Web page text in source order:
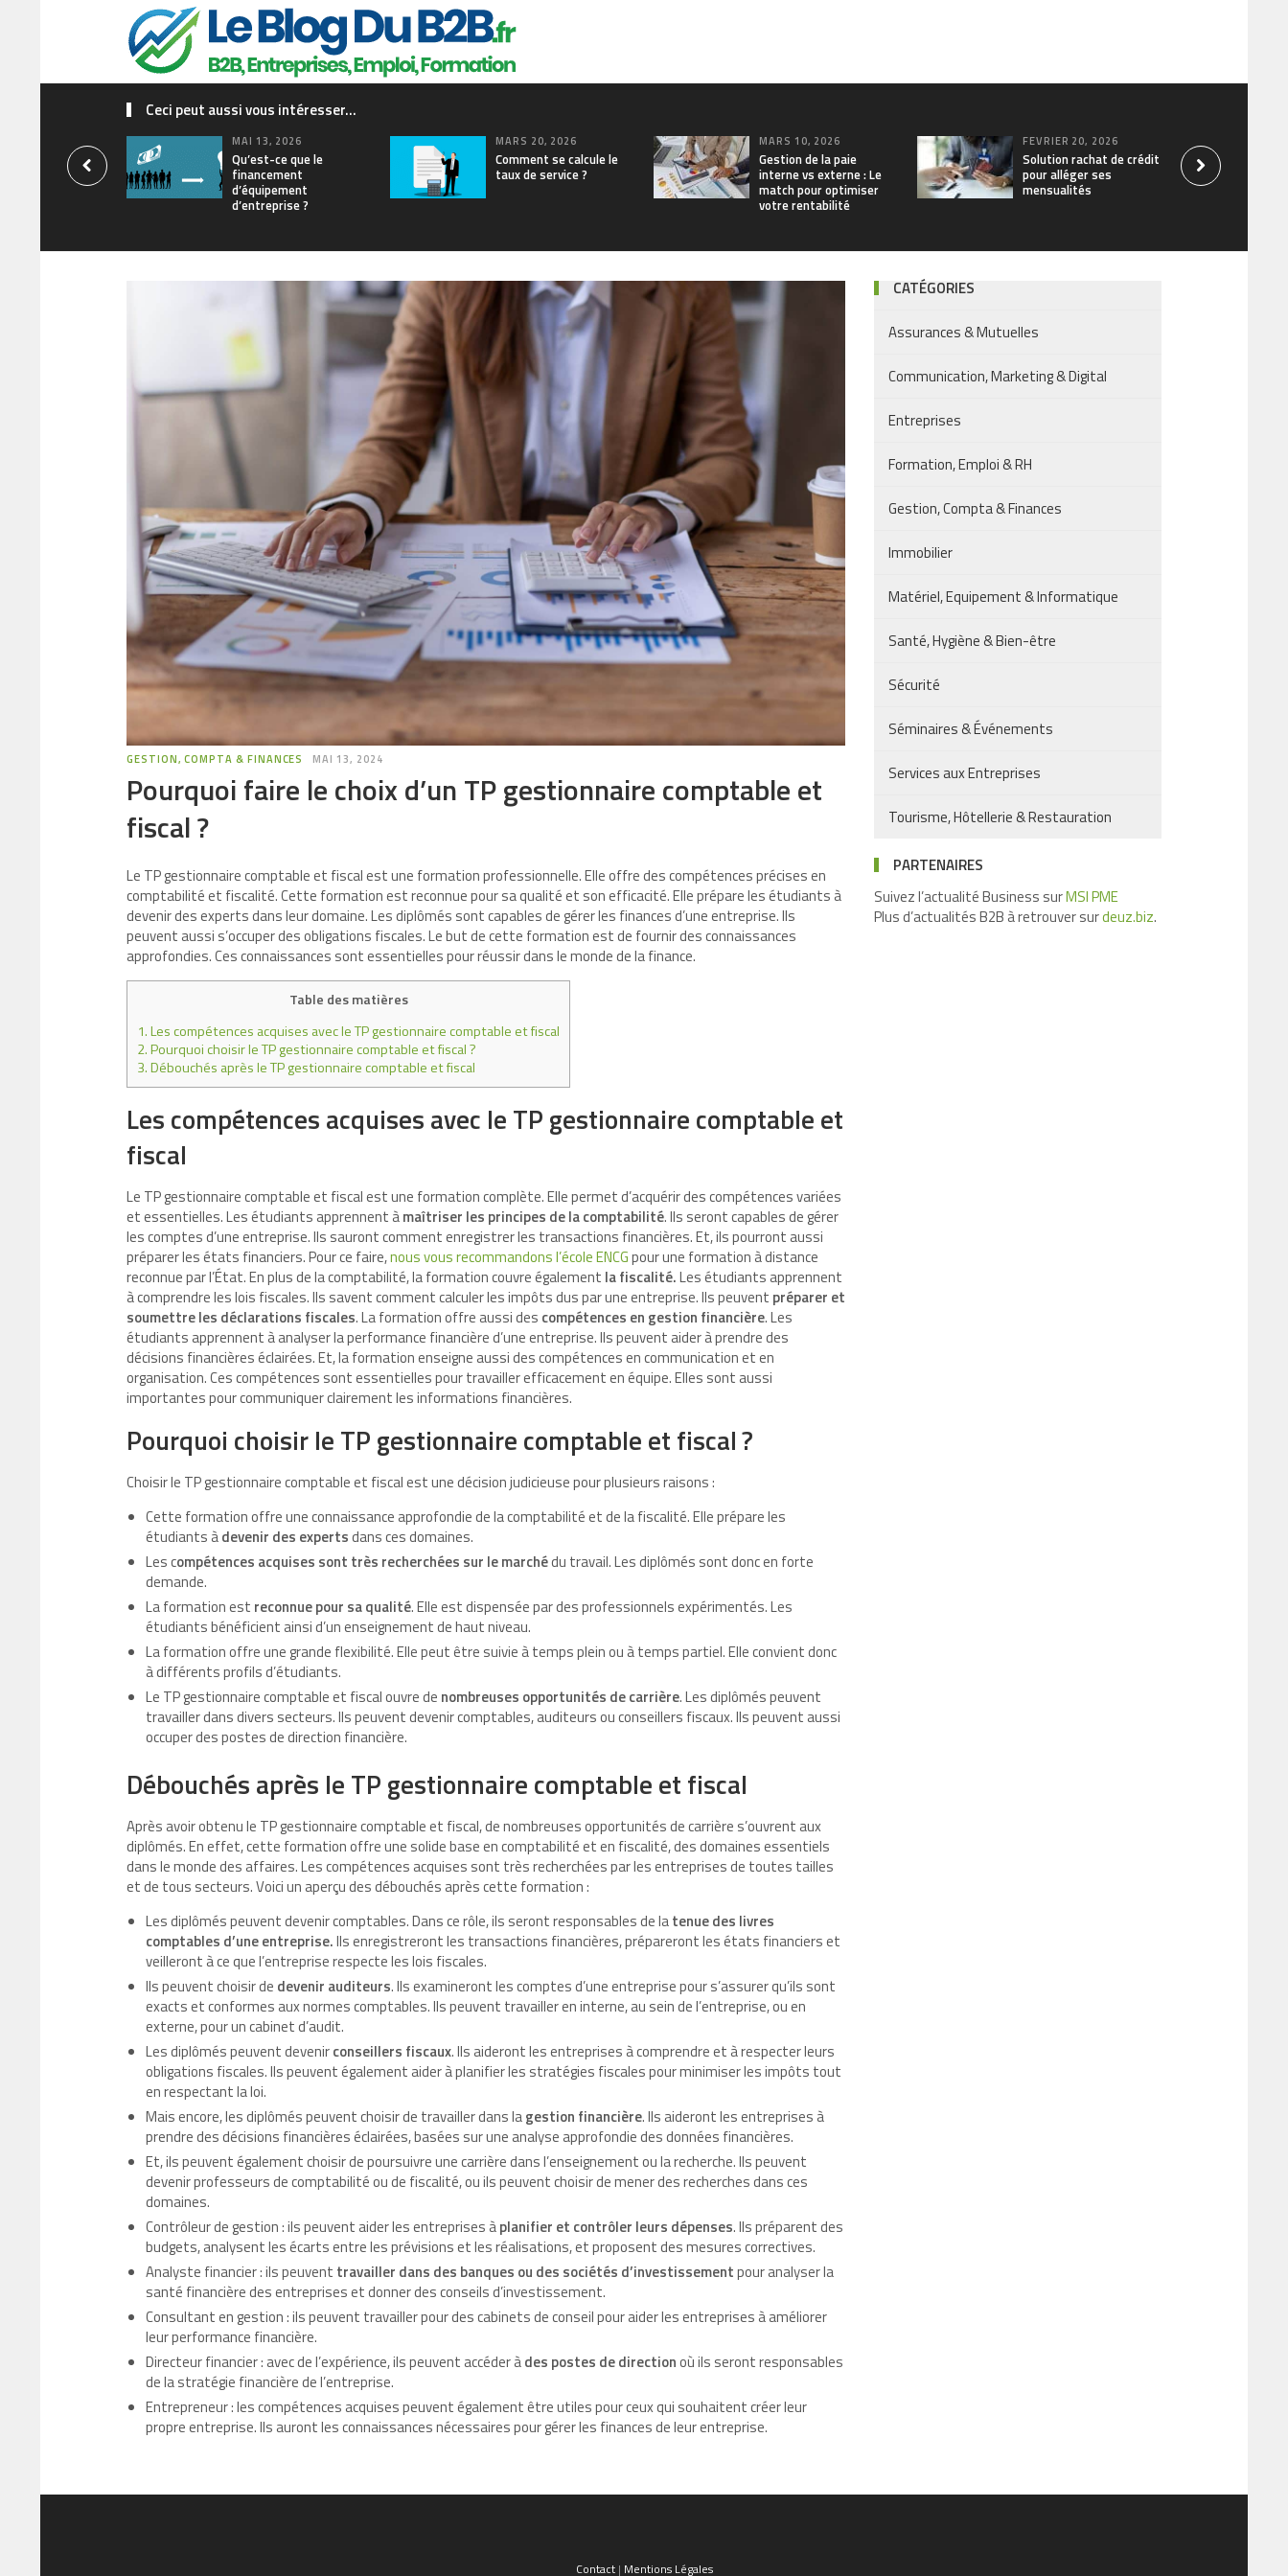
Ceci peut aussi vous intéresser...
MAI 13, 2026
Qu’est-ce que le
financement
d’équipement
d’entreprise ?
MARS 20, 2026
Comment se calcule le
taux de service ?
MARS 10, 2026
Gestion de la paie
interne vs externe : Le
match pour optimiser
votre rentabilité
FÉVRIER 20, 2026
Solution rachat de crédit
pour alléger ses
mensualités
GESTION, COMPTA & FINANCES MAI 13, 2024
Pourquoi faire le choix d’un TP gestionnaire comptable et
fiscal ?
Le TP gestionnaire comptable et fiscal est une formation professionnelle. Elle offre des compétences précises en
comptabilité et fiscalité. Cette formation est reconnue pour sa qualité et son efficacité. Elle prépare les étudiants à
devenir des experts dans leur domaine. Les diplômés sont capables de gérer les finances d’une entreprise. Ils
peuvent aussi s’occuper des obligations fiscales. Le but de cette formation est de fournir des connaissances
approfondies. Ces connaissances sont essentielles pour réussir dans le monde de la finance.
Table des matières
1.Les compétences acquises avec le TP gestionnaire comptable et fiscal
2.Pourquoi choisir le TP gestionnaire comptable et fiscal ?
3.Débouchés après le TP gestionnaire comptable et fiscal
Les compétences acquises avec le TP gestionnaire comptable et
fiscal
Le TP gestionnaire comptable et fiscal est une formation complète. Elle permet d’acquérir des compétences variées
et essentielles. Les étudiants apprennent àmaîtriser les principes de la comptabilité. Ils seront capables de gérer
les comptes d’une entreprise. Ils sauront comment enregistrer les transactions financières. Et, ils pourront aussi
préparer les états financiers. Pour ce faire,nous vous recommandons l’école ENCGpour une formation à distance
reconnue par l’État. En plus de la comptabilité, la formation couvre également la fiscalité.Les étudiants apprennent
à comprendre les lois fiscales. Ils savent comment calculer les impôts dus par une entreprise. Ils peuvent préparer et
soumettre les déclarations fiscales. La formation offre aussi des compétences en gestion financière. Les
étudiants apprennent à analyser la performance financière d’une entreprise. Ils peuvent aider à prendre des
décisions financières éclairées. Et, la formation enseigne aussi des compétences en communication et en
organisation. Ces compétences sont essentielles pour travailler efficacement en équipe. Elles sont aussi
importantes pour communiquer clairement les informations financières.
Pourquoi choisir le TP gestionnaire comptable et fiscal ?
Choisir le TP gestionnaire comptable et fiscal est une décision judicieuse pour plusieurs raisons :
Cette formation offre une connaissance approfondie de la comptabilité et de la fiscalité. Elle prépare les
étudiants àdevenir des expertsdans ces domaines.
Les compétences acquises sont très recherchées sur le marchédu travail. Les diplômés sont donc en forte
demande.
La formation est reconnue pour sa qualité. Elle est dispensée par des professionnels expérimentés. Les
étudiants bénéficient ainsi d’un enseignement de haut niveau.
La formation offre une grande flexibilité. Elle peut être suivie à temps plein ou à temps partiel. Elle convient donc
à différents profils d’étudiants.
Le TP gestionnaire comptable et fiscal ouvre de nombreuses opportunités de carrière. Les diplômés peuvent
travailler dans divers secteurs. Ils peuvent devenir comptables, auditeurs ou conseillers fiscaux. Ils peuvent aussi
occuper des postes de direction financière.
Débouchés après le TP gestionnaire comptable et fiscal
Après avoir obtenu le TP gestionnaire comptable et fiscal, de nombreuses opportunités de carrière s’ouvrent aux
diplômés. En effet, cette formation offre une solide base en comptabilité et en fiscalité, des domaines essentiels
dans le monde des affaires. Les compétences acquises sont très recherchées par les entreprises de toutes tailles
et de tous secteurs. Voici un aperçu des débouchés après cette formation :
Les diplômés peuvent devenir comptables. Dans ce rôle, ils seront responsables de latenue des livres
comptables d’une entreprise.Ils enregistreront les transactions financières, prépareront les états financiers et
veilleront à ce que l’entreprise respecte les lois fiscales.
Ils peuvent choisir de devenir auditeurs. Ils examineront les comptes d’une entreprise pour s’assurer qu’ils sont
exacts et conformes aux normes comptables. Ils peuvent travailler en interne, au sein de l’entreprise, ou en
externe, pour un cabinet d’audit.
Les diplômés peuvent devenirconseillers fiscaux. Ils aideront les entreprises à comprendre et à respecter leurs
obligations fiscales. Ils peuvent également aider à planifier les stratégies fiscales pour minimiser les impôts tout
en respectant la loi.
Mais encore, les diplômés peuvent choisir de travailler dans lagestion financière. Ils aideront les entreprises à
prendre des décisions financières éclairées, basées sur une analyse approfondie des données financières.
Et, ils peuvent également choisir de poursuivre une carrière dans l’enseignement ou la recherche. Ils peuvent
devenir professeurs de comptabilité ou de fiscalité, ou ils peuvent choisir de mener des recherches dans ces
domaines.
Contrôleur de gestion : ils peuvent aider les entreprises àplanifier et contrôler leurs dépenses. Ils préparent des
budgets, analysent les écarts entre les prévisions et les réalisations, et proposent des mesures correctives.
Analyste financier : ils peuvent travailler dans des banques ou des sociétés d’investissementpour analyser la
santé financière des entreprises et donner des conseils d’investissement.
Consultant en gestion : ils peuvent travailler pour des cabinets de conseil pour aider les entreprises à améliorer
leur performance financière.
Directeur financier : avec de l’expérience, ils peuvent accéder àdes postes de directionoù ils seront responsables
de la stratégie financière de l’entreprise.
Entrepreneur : les compétences acquises peuvent également être utiles pour ceux qui souhaitent créer leur
propre entreprise. Ils auront les connaissances nécessaires pour gérer les finances de leur entreprise.
CATÉGORIES
Assurances & Mutuelles
Communication, Marketing & Digital
Entreprises
Formation, Emploi & RH
Gestion, Compta & Finances
Immobilier
Matériel, Equipement & Informatique
Santé, Hygiène & Bien-être
Sécurité
Séminaires & Événements
Services aux Entreprises
Tourisme, Hôtellerie & Restauration
PARTENAIRES
Suivez l’actualité Business surMSI PME
Plus d’actualités B2B à retrouver surdeuz.biz.
Contact| Mentions Légales